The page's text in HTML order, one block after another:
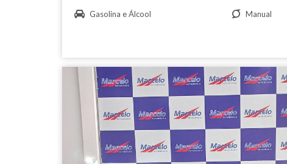
Gasolina e Álcool Manual